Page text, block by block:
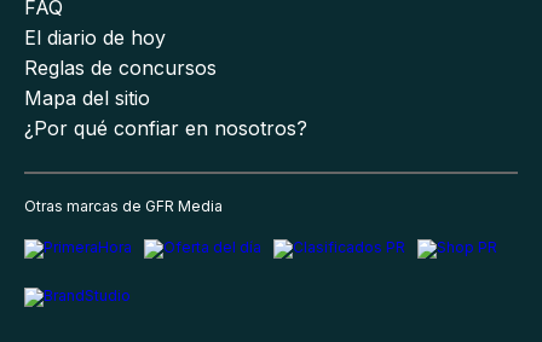
FAQ
El diario de hoy
Reglas de concursos
Mapa del sitio
¿Por qué confiar en nosotros?
Otras marcas de GFR Media